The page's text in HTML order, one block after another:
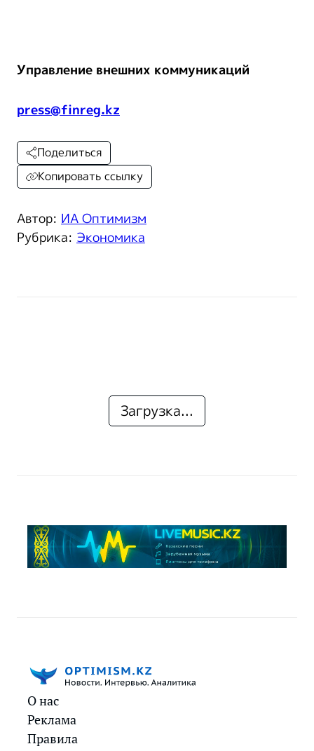
Управление внешних коммуникаций
press@finreg.kz
Автор: ИА Оптимизм
Рубрика: Экономика
Поделиться
Копировать ссылку
Загрузка...
О нас
Реклама
Правила